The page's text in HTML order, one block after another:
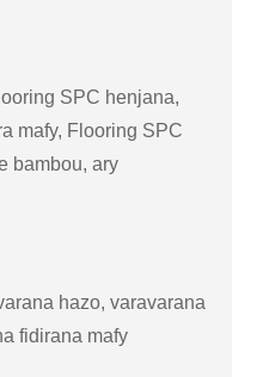
SPC henjana,
mafy, Flooring SPC
bambou, ary
hazo, varavarana
fidirana mafy